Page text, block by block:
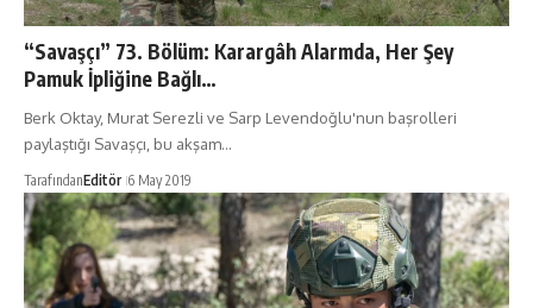
“Savaşçı” 73. Bölüm: Karargâh Alarmda, Her Şey
Pamuk İpliğine Bağlı…
Berk Oktay, Murat Serezli ve Sarp Levendoğlu'nun başrolleri
paylaştığı Savaşçı, bu akşam…
TarafındanEditör 6 May 2019